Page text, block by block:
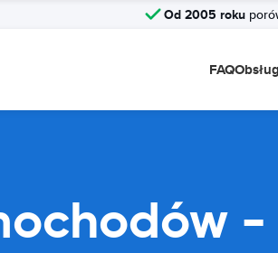
Od 2005 roku
FAQ
-